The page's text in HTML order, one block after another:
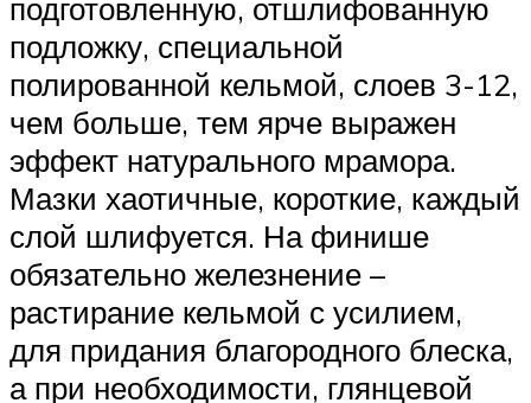
подготовленную, отшлифованную
подложку, специальной
полированной кельмой, слоев 3-12,
чем больше, тем ярче выражен
эффект натурального мрамора.
Мазки хаотичные, короткие, каждый
слой шлифуется. На финише
обязательно железнение –
растирание кельмой с усилием,
для придания благородного блеска,
а при необходимости, глянцевой